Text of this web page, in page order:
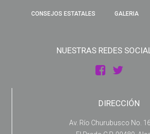
CONSEJOS ESTATALES GALERIA
NUESTRAS REDES
DIRECCIÓN
Av. Río Churubusco No.